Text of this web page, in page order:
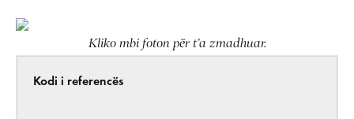
Kliko mbi foton për t’a zmadhuar.
Kodi i referencës